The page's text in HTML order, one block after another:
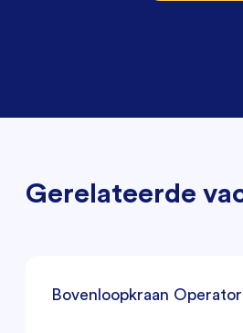
Gerelateerde
Bovenloopkraan Operator